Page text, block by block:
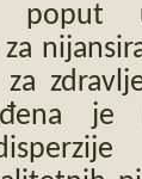
poput
je